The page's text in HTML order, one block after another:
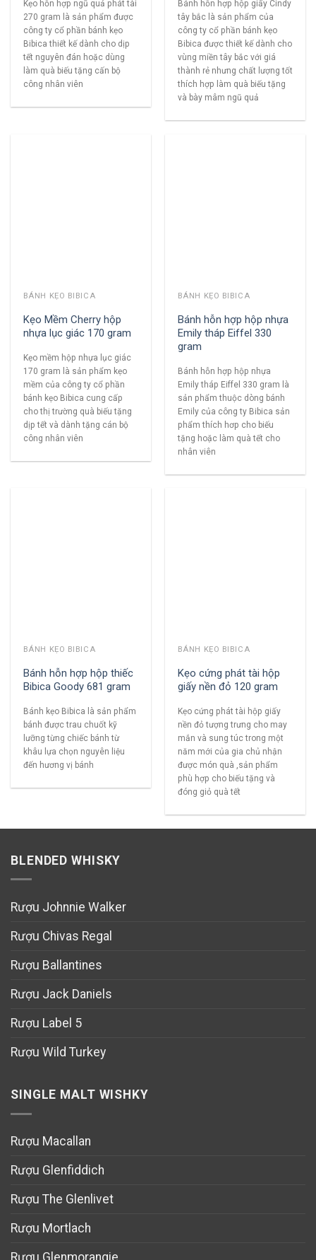
Kẹo hỗn hợp ngũ quả phát tài
270 gram là sản phẩm được
công ty cổ phần bánh kẹo
Bibica thiết kế dành cho dịp
tết nguyên đán hoặc dùng
làm quà biếu tặng cấn bộ
công nhân viên
Bánh hỗn hợp hộp giấy Cindy
tây bắc là sản phẩm của
công ty cổ phần bánh kẹo
Bibica được thiết kế dành cho
vùng miền tây bắc với giá
thành rẻ nhưng chất lượng tốt
thích hợp làm quà biếu tặng
và bày mâm ngũ quả
BÁNH KẸO BIBICA
Kẹo Mềm Cherry hộp
nhựa lục giác 170 gram
Kẹo mềm hộp nhựa lục giác
170 gram là sản phẩm kẹo
mềm của công ty cổ phần
bánh kẹo Bibica cung cấp
cho thị trường quà biếu tặng
dịp tết và dành tặng cán bộ
công nhân viên
BÁNH KẸO BIBICA
Bánh hỗn hợp hộp nhựa
Emily tháp Eiffel 330
gram
Bánh hỗn hợp hộp nhựa
Emily tháp Eiffel 330 gram là
sản phẩm thuộc dòng bánh
Emily của công ty Bibica sản
phẩm thích hơp cho biếu
tặng hoặc làm quà tết cho
nhân viên
BÁNH KẸO BIBICA
Bánh hỗn hợp hộp thiếc
Bibica Goody 681 gram
Bánh kẹo Bibica là sản phẩm
bánh được trau chuốt kỹ
lưỡng từng chiếc bánh từ
khâu lựa chọn nguyên liệu
đến hương vị bánh
BÁNH KẸO BIBICA
Kẹo cứng phát tài hộp
giấy nền đỏ 120 gram
Kẹo cứng phát tài hộp giấy
nền đỏ tượng trưng cho may
mắn và sung túc trong một
năm mới của gia chủ nhận
được món quà ,sản phẩm
phù hợp cho biếu tặng và
đóng giỏ quà tết
BLENDED WHISKY
Rượu Johnnie Walker
Rượu Chivas Regal
Rượu Ballantines
Rượu Jack Daniels
Rượu Label 5
Rượu Wild Turkey
SINGLE MALT WISHKY
Rượu Macallan
Rượu Glenfiddich
Rượu The Glenlivet
Rượu Mortlach